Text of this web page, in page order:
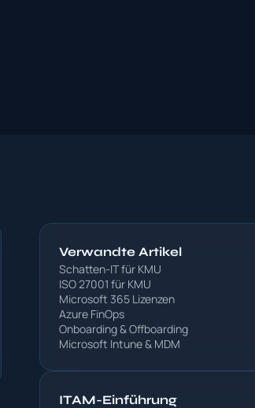
Verwandte Artikel
Schatten-IT für KMU
ISO 27001 für KMU
Microsoft 365 Lizenzen
Azure FinOps
Onboarding & Offboarding
Microsoft Intune & MDM
ITAM-Einführung